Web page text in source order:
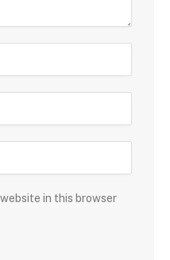
in this browser